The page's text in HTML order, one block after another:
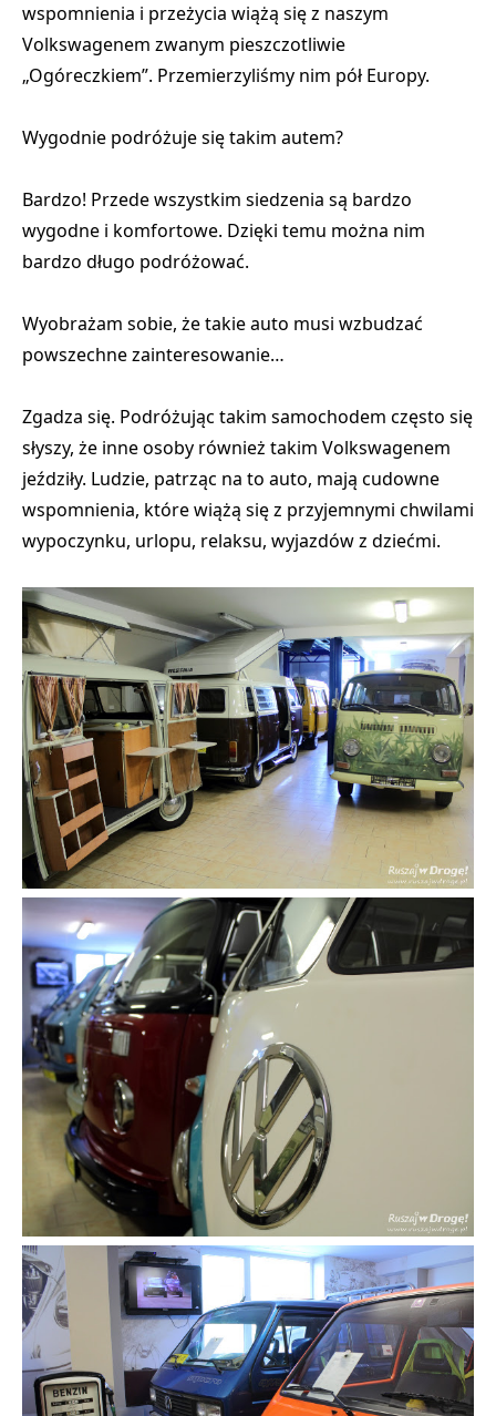
wspomnienia i przeżycia wiążą się z naszym
Volkswagenem zwanym pieszczotliwie
„Ogóreczkiem”. Przemierzyliśmy nim pół Europy.
Wygodnie podróżuje się takim autem?
Bardzo! Przede wszystkim siedzenia są bardzo
wygodne i komfortowe. Dzięki temu można nim
bardzo długo podróżować.
Wyobrażam sobie, że takie auto musi wzbudzać
powszechne zainteresowanie…
Zgadza się. Podróżując takim samochodem często się
słyszy, że inne osoby również takim Volkswagenem
jeździły. Ludzie, patrząc na to auto, mają cudowne
wspomnienia, które wiążą się z przyjemnymi chwilami
wypoczynku, urlopu, relaksu, wyjazdów z dziećmi.